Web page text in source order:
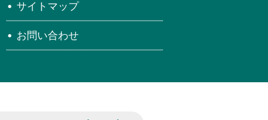
サイトマップ
お問い合わせ